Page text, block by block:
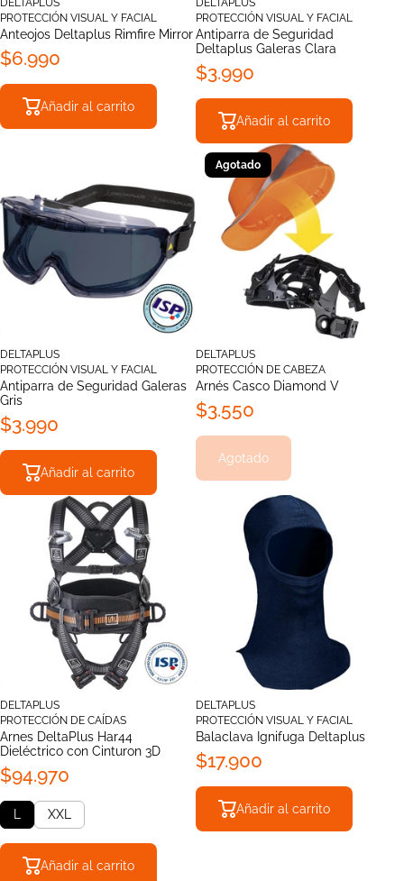
DELTAPLUS
PROTECCIÓN VISUAL Y FACIAL
Anteojos Deltaplus Rimfire Mirror
$6.990
Añadir al carrito
DELTAPLUS
PROTECCIÓN VISUAL Y FACIAL
Antiparra de Seguridad
Deltaplus Galeras Clara
$3.990
Añadir al carrito
DELTAPLUS
PROTECCIÓN VISUAL Y FACIAL
Antiparra de Seguridad Galeras
Gris
$3.990
Añadir al carrito
Agotado
DELTAPLUS
PROTECCIÓN DE CABEZA
Arnés Casco Diamond V
$3.550
Agotado
DELTAPLUS
PROTECCIÓN DE CAÍDAS
Arnes DeltaPlus Har44
Dieléctrico con Cinturon 3D
$94.970
L XXL
Añadir al carrito
DELTAPLUS
PROTECCIÓN VISUAL Y FACIAL
Balaclava Ignifuga Deltaplus
$17.900
Añadir al carrito